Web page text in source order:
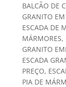
BALCÃO DE
GRANITO EM
ESCADA DE
MÁRMORES,
GRANITO
ESCADA
PREÇO,
PIA DE